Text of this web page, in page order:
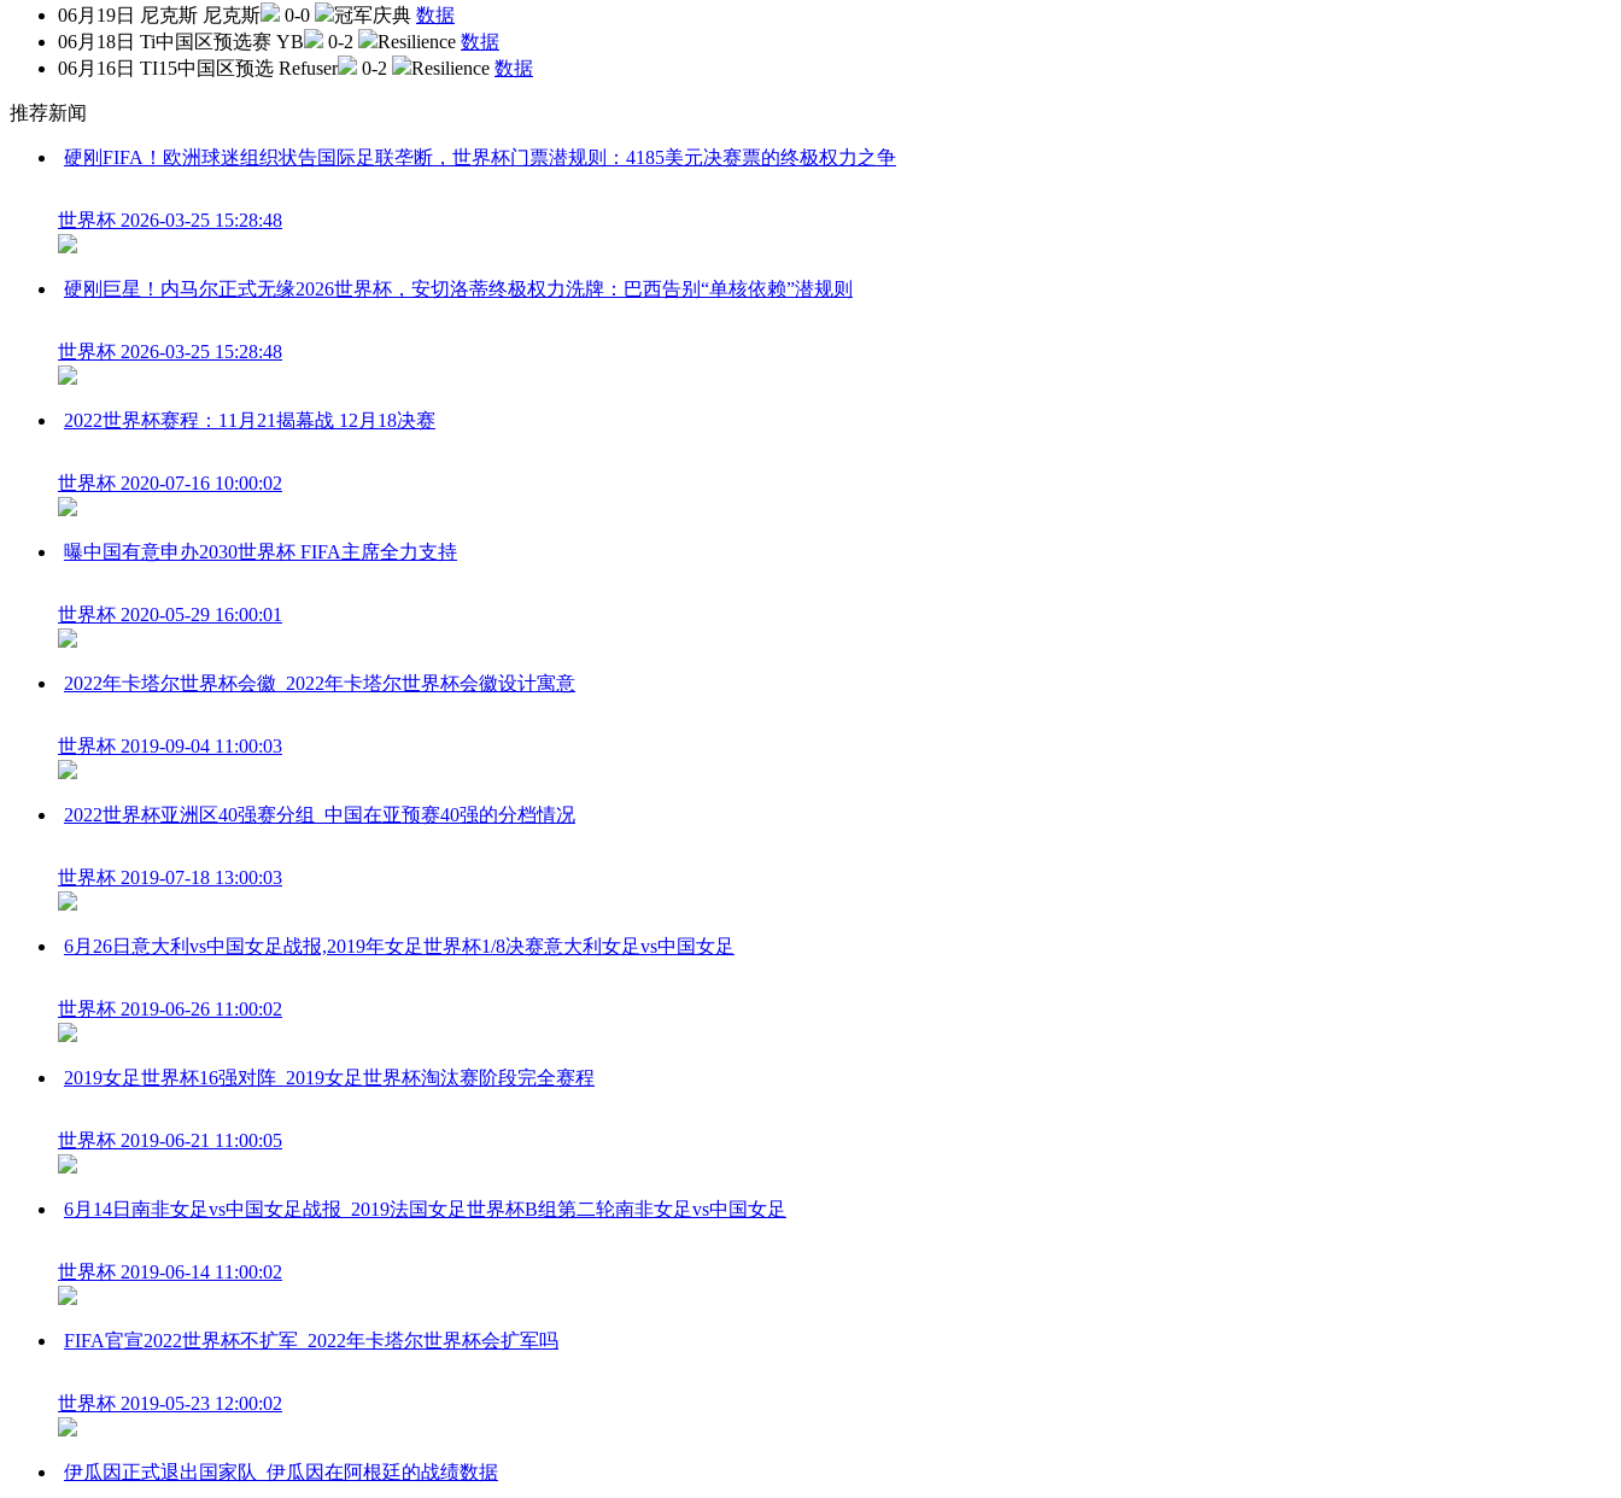
06月19日 尼克斯 尼克斯 0-0 冠军庆典 数据
06月18日 Ti中国区预选赛 YB 0-2 Resilience 数据
06月16日 TI15中国区预选 Refuser 0-2 Resilience 数据
推荐新闻
硬刚FIFA！欧洲球迷组织状告国际足联垄断，世界杯门票潜规则：4185美元决赛票的终极权力之争
世界杯 2026-03-25 15:28:48
硬刚巨星！内马尔正式无缘2026世界杯，安切洛蒂终极权力洗牌：巴西告别“单核依赖”潜规则
世界杯 2026-03-25 15:28:48
2022世界杯赛程：11月21揭幕战 12月18决赛
世界杯 2020-07-16 10:00:02
曝中国有意申办2030世界杯 FIFA主席全力支持
世界杯 2020-05-29 16:00:01
2022年卡塔尔世界杯会徽_2022年卡塔尔世界杯会徽设计寓意
世界杯 2019-09-04 11:00:03
2022世界杯亚洲区40强赛分组_中国在亚预赛40强的分档情况
世界杯 2019-07-18 13:00:03
6月26日意大利vs中国女足战报,2019年女足世界杯1/8决赛意大利女足vs中国女足
世界杯 2019-06-26 11:00:02
2019女足世界杯16强对阵_2019女足世界杯淘汰赛阶段完全赛程
世界杯 2019-06-21 11:00:05
6月14日南非女足vs中国女足战报_2019法国女足世界杯B组第二轮南非女足vs中国女足
世界杯 2019-06-14 11:00:02
FIFA官宣2022世界杯不扩军_2022年卡塔尔世界杯会扩军吗
世界杯 2019-05-23 12:00:02
伊瓜因正式退出国家队_伊瓜因在阿根廷的战绩数据